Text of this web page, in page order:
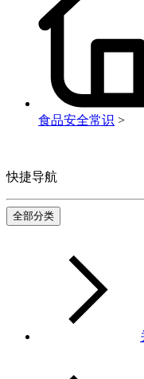
食品安全常识 >
快捷导航
全部分类